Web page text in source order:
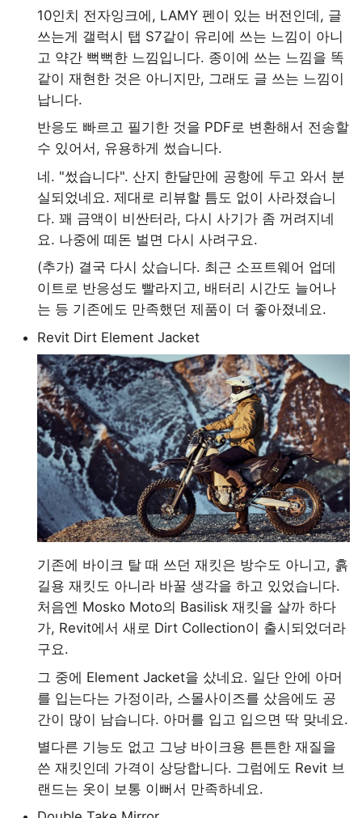
10인치 전자잉크에, LAMY 펜이 있는 버전인데, 글
쓰는게 갤럭시 탭 S7같이 유리에 쓰는 느낌이 아니
고 약간 뻑뻑한 느낌입니다. 종이에 쓰는 느낌을 똑
같이 재현한 것은 아니지만, 그래도 글 쓰는 느낌이
납니다.
반응도 빠르고 필기한 것을 PDF로 변환해서 전송할
수 있어서, 유용하게 썼습니다.
네. "썼습니다". 산지 한달만에 공항에 두고 와서 분
실되었네요. 제대로 리뷰할 틈도 없이 사라졌습니
다. 꽤 금액이 비싼터라, 다시 사기가 좀 꺼려지네
요. 나중에 떼돈 벌면 다시 사려구요.
(추가) 결국 다시 샀습니다. 최근 소프트웨어 업데
이트로 반응성도 빨라지고, 배터리 시간도 늘어나
는 등 기존에도 만족했던 제품이 더 좋아졌네요.
Revit Dirt Element Jacket
기존에 바이크 탈 때 쓰던 재킷은 방수도 아니고, 흙
길용 재킷도 아니라 바꿀 생각을 하고 있었습니다.
처음엔 Mosko Moto의 Basilisk 재킷을 살까 하다
가, Revit에서 새로 Dirt Collection이 출시되었더라
구요.
그 중에 Element Jacket을 샀네요. 일단 안에 아머
를 입는다는 가정이라, 스몰사이즈를 샀음에도 공
간이 많이 남습니다. 아머를 입고 입으면 딱 맞네요.
별다른 기능도 없고 그냥 바이크용 튼튼한 재질을
쓴 재킷인데 가격이 상당합니다. 그럼에도 Revit 브
랜드는 옷이 보통 이뻐서 만족하네요.